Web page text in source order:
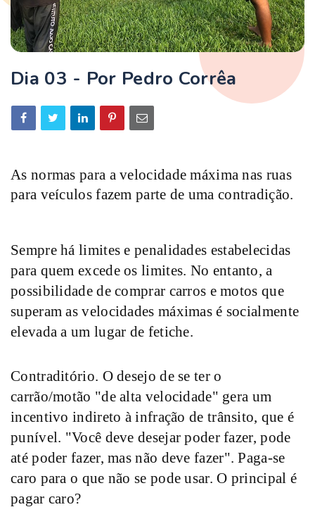
Dia 03 - Por Pedro Corrêa
As normas para a velocidade máxima nas ruas
para veículos fazem parte de uma contradição.
Sempre há limites e penalidades estabelecidas
para quem excede os limites. No entanto, a
possibilidade de comprar carros e motos que
superam as velocidades máximas é socialmente
elevada a um lugar de fetiche.
Contraditório. O desejo de se ter o
carrão/motão "de alta velocidade" gera um
incentivo indireto à infração de trânsito, que é
punível. "Você deve desejar poder fazer, pode
até poder fazer, mas não deve fazer". Paga-se
caro para o que não se pode usar. O principal é
pagar caro?